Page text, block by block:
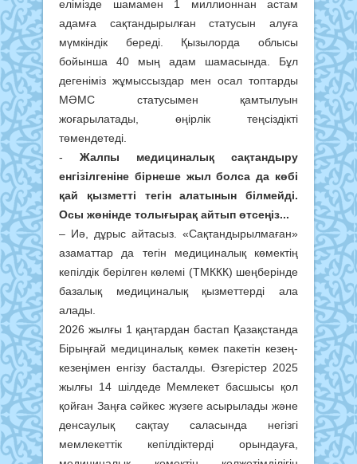
елімізде шамамен 1 миллионнан астам
адамға сақтандырылған статусын алуға
мүмкіндік береді. Қызылорда облысы
бойынша 40 мың адам шамасында. Бұл
дегеніміз жұмыссыздар мен осал топтарды
МӘМС статусымен қамтылуын
жоғарылатады, өңірлік теңсіздікті
төмендетеді.
- Жалпы медициналық сақтандыру
енгізілгеніне бірнеше жыл болса да көбі
қай қызметті тегін алатынын білмейді.
Осы жөнінде толығырақ айтып өтсеңіз...
– Иә, дұрыс айтасыз. «Сақтандырылмаған»
азаматтар да тегін медициналық көмектің
кепілдік берілген көлемі (ТМККК) шеңберінде
базалық медициналық қызметтерді ала
алады.
2026 жылғы 1 қаңтардан бастап Қазақстанда
Бірыңғай медициналық көмек пакетін кезең-
кезеңімен енгізу басталды. Өзгерістер 2025
жылғы 14 шілдеде Мемлекет басшысы қол
қойған Заңға сәйкес жүзеге асырылады және
денсаулық сақтау саласында негізгі
мемлекеттік кепілдіктерді орындауға,